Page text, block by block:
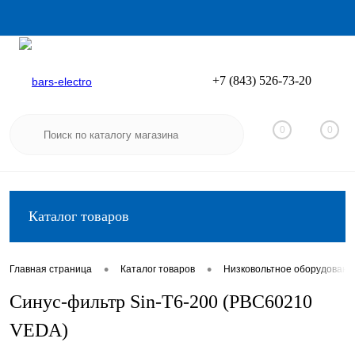
Вход
+7 (843) 526-73-20
0 0
Каталог товаров
Главная страница • Каталог товаров • Низковольтное
Синус-фильтр Sin-T6-200 (PBC60210
VEDA)